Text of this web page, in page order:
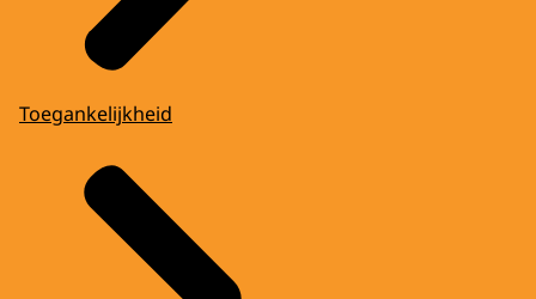
Toegankelijkheid